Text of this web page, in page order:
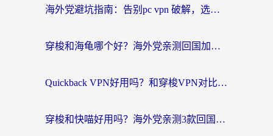
海外党避坑指南：告别pc vpn 破解，选对回国加速器轻松访问国内资源
穿梭和海龟哪个好？海外党亲测回国加速器，附电脑免费VPN推荐
Quickback VPN好用吗？和穿梭VPN对比哪个回国效果更好？海外党必看的真实测评与选择指南
穿梭和快喵好用吗？海外党亲测3款回国加速器，附日本回国VPN避坑指南